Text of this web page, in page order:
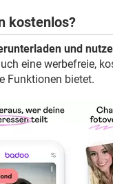
kostenlos?
und
eine werbefreie,
Funktionen bietet.